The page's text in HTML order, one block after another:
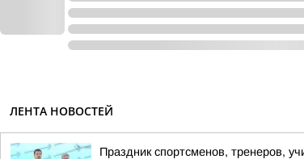
ЛЕНТА НОВОСТЕЙ
Праздник спортсменов, тренеров,